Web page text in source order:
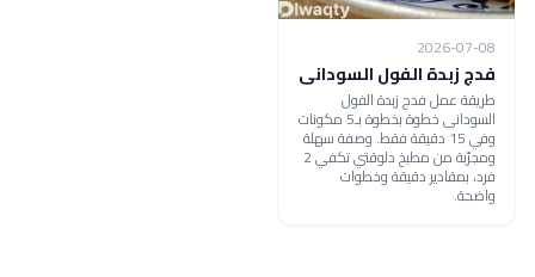
2026-07-08
فدج زبدة الفول السودانى
طريقة عمل فدج زبدة الفول
السودانى خطوة بخطوة بـ5 مكونات
وفي 15 دقيقة فقط. وصفة سهلة
ومجرّبة من مطبخ دلوقتي تكفي 2
فرد، بمقادير دقيقة وخطوات
واضحة.